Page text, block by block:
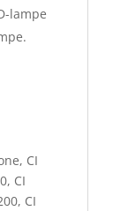
lampe
CI
CI
CI